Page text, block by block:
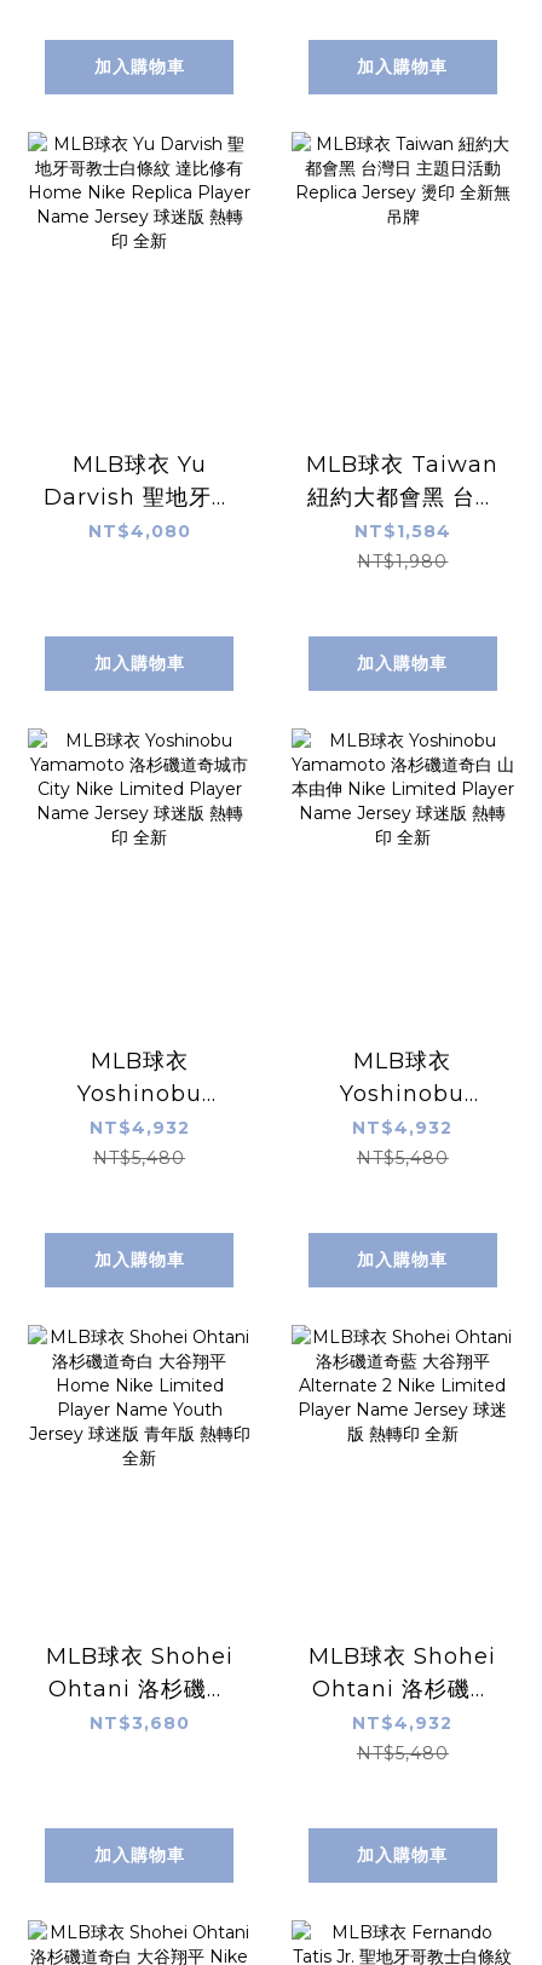
加入購物車 加入購物車
MLB球衣 Yu
Darvish 聖地牙哥
教士白條紋 達比修
迷版 熱轉印 全新
NT$4,080
加入購物車
MLB球衣 Taiwan
紐約大都會黑 台灣
日 主題日活動
Replica Jersey 燙
NT$1,584
NT$1,980
加入購物車
MLB球衣
Yoshinobu
Yamamoto 洛杉
磯道奇城市 City
Jersey 球迷版 熱
轉印 全新
NT$4,932
NT$5,480
加入購物車
MLB球衣
Yoshinobu
Yamamoto 洛杉
磯道奇白 山本由伸
Jersey 球迷版 熱
轉印 全新
NT$4,932
NT$5,480
加入購物車
MLB球衣 Shohei
Ohtani 洛杉磯道
奇白 大谷翔平
Jersey 球迷版 青
年版 熱轉印 全新
NT$3,680
加入購物車
MLB球衣 Shohei
Ohtani 洛杉磯道
奇藍 大谷翔平
Alternate 2 Nike
迷版 熱轉印 全新
NT$4,932
NT$5,480
加入購物車